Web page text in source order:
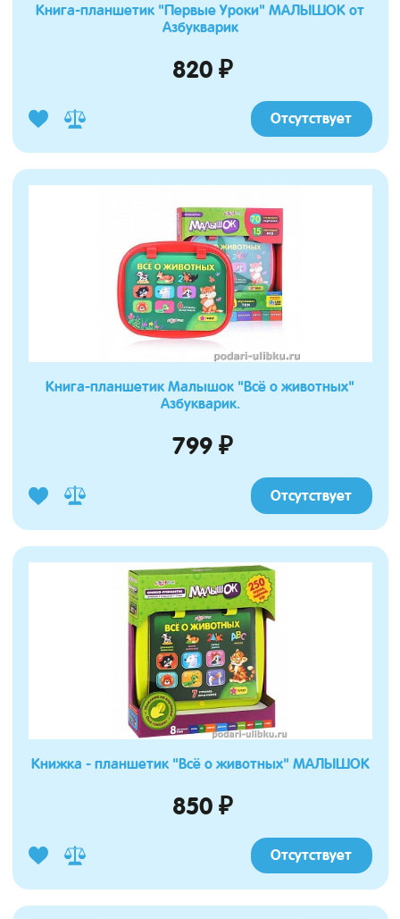
Книга-планшетик "Первые Уроки" МАЛЫШОК от
Азбукварик
820 ₽
Отсутствует
Книга-планшетик Малышок "Всё о животных"
Азбукварик.
799 ₽
Отсутствует
Книжка - планшетик "Всё о животных" МАЛЫШОК
850 ₽
Отсутствует